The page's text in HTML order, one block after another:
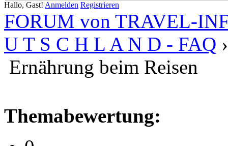
Hallo, Gast! Anmelden Registrieren
FORUM von TRAVEL-
U T S C H L A N D - FAQ
Ernährung beim Reisen
Themabewertung: